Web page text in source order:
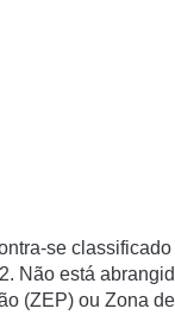
se
Não está
(ZEP) ou Zona